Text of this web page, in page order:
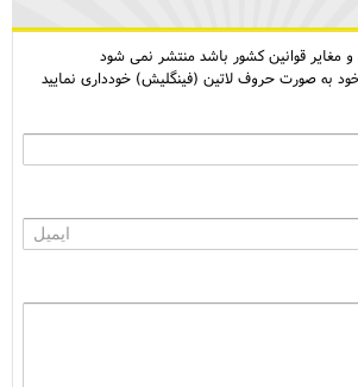
مغایر قوانین کشور باشد منتشر نمی شود
به صورت حروف لاتین (فینگلیش) خودداری نمایید